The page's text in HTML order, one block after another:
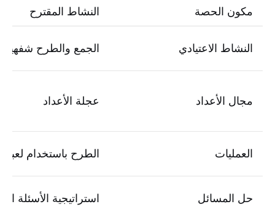
مكون الحصة النشاط المقترح
النشاط الاعتيادي الجمع والطرح شفهياً
مجال الأعداد عجلة الأعداد
العمليات الطرح باستخدام لعبة
حل المسائل استراتيجية الأسئلة